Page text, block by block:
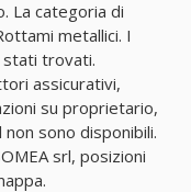
La categoria di
metallici. I
stati trovati.
assicurativi,
su proprietario,
sono disponibili.
srl, posizioni